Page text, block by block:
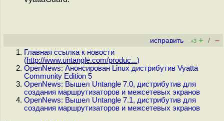
исправить +3 + / –
Главная ссылка к новости
(http://www.untangle.com/produc...)
OpenNews: Анонсирован Linux дистрибутив Vyatta
Community Edition 5
OpenNews: Вышел Untangle 7.0, дистрибутив для
создания маршрутизаторов и межсетевых экранов
OpenNews: Вышел Untangle 7.1, дистрибутив для
создания маршрутизаторов и межсетевых экранов